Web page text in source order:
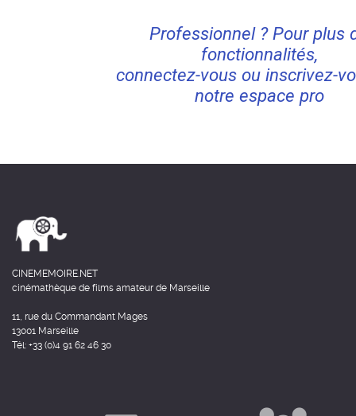
Professionnel ? Pour plus
fonctionnalités,
connectez-vous ou inscrivez-
notre espace pro
CINEMEMOIRE.NET
cinémathèque de films amateur de Marseille
11, rue du Commandant Mages
13001 Marseille
Tél: +33 (0)4 91 62 46 30